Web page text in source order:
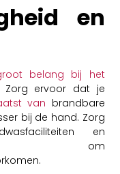
en
belang bij het
Zorg ervoor dat je
van brandbare
bij de hand. Zorg
en
om